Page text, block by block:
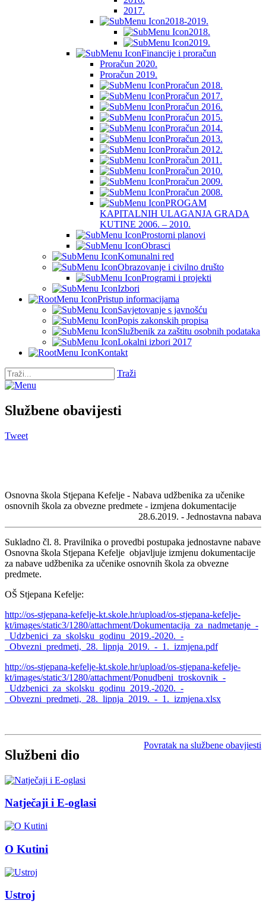
2017.
2018-2019.
2018.
2019.
Financije i proračun
Proračun 2020.
Proračun 2019.
Proračun 2018.
Proračun 2017.
Proračun 2016.
Proračun 2015.
Proračun 2014.
Proračun 2013.
Proračun 2012.
Proračun 2011.
Proračun 2010.
Proračun 2009.
Proračun 2008.
PROGAM
KAPITALNIH ULAGANJA GRADA
KUTINE 2006. – 2010.
Prostorni planovi
Obrasci
Komunalni red
Obrazovanje i civilno društo
Programi i projekti
Izbori
Pristup informacijama
Savjetovanje s javnošću
Popis zakonskih propisa
Službenik za zaštitu osobnih podataka
Lokalni izbori 2017
Kontakt
Traži
Službene obavijesti
Tweet
Osnovna škola Stjepana Kefelje - Nabava udžbenika za učenike
osnovnih škola za obvezne predmete - izmjena dokumentacije
28.6.2019. - Jednostavna nabava
Sukladno čl. 8. Pravilnika o provedbi postupaka jednostavne nabave
Osnovna škola Stjepana Kefelje objavljuje izmjenu dokumentacije
za nabave udžbenika za učenike osnovnih škola za obvezne
predmete.
OŠ Stjepana Kefelje:
http://os-stjepana-kefelje-kt.skole.hr/upload/os-stjepana-kefelje-
kt/images/static3/1280/attachment/Dokumentacija_za_nadmetanje_-
_Udzbenici_za_skolsku_godinu_2019.-2020._-
_Obvezni_predmeti,_28._lipnja_2019._-_1._izmjena.pdf
http://os-stjepana-kefelje-kt.skole.hr/upload/os-stjepana-kefelje-
kt/images/static3/1280/attachment/Ponudbeni_troskovnik_-
_Udzbenici_za_skolsku_godinu_2019.-2020._-
_Obvezni_predmeti,_28._lipnja_2019._-_1._izmjena.xlsx
Povratak na službene obavjiesti
Službeni dio
Natječaji i E-oglasi
O Kutini
Ustroj